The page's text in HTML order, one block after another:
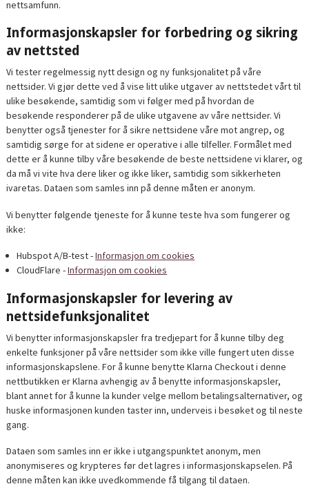
nettsamfunn.
Informasjonskapsler for forbedring og sikring
av nettsted
Vi tester regelmessig nytt design og ny funksjonalitet på våre
nettsider. Vi gjør dette ved å vise litt ulike utgaver av nettstedet vårt til
ulike besøkende, samtidig som vi følger med på hvordan de
besøkende responderer på de ulike utgavene av våre nettsider. Vi
benytter også tjenester for å sikre nettsidene våre mot angrep, og
samtidig sørge for at sidene er operative i alle tilfeller. Formålet med
dette er å kunne tilby våre besøkende de beste nettsidene vi klarer, og
da må vi vite hva dere liker og ikke liker, samtidig som sikkerheten
ivaretas. Dataen som samles inn på denne måten er anonym.
Vi benytter følgende tjeneste for å kunne teste hva som fungerer og
ikke:
Hubspot A/B-test -Informasjon om cookies
CloudFlare -Informasjon om cookies
Informasjonskapsler for levering av
nettsidefunksjonalitet
Vi benytter informasjonskapsler fra tredjepart for å kunne tilby deg
enkelte funksjoner på våre nettsider som ikke ville fungert uten disse
informasjonskapslene. For å kunne benytte Klarna Checkout i denne
nettbutikken er Klarna avhengig av å benytte informasjonskapsler,
blant annet for å kunne la kunder velge mellom betalingsalternativer, og
huske informasjonen kunden taster inn, underveis i besøket og til neste
gang.
Dataen som samles inn er ikke i utgangspunktet anonym, men
anonymiseres og krypteres før det lagres i informasjonskapselen. På
denne måten kan ikke uvedkommende få tilgang til dataen.